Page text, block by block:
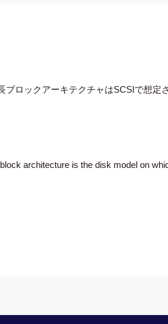
ロックアーキテクチャはSCSIで想定
architecture is the disk model on